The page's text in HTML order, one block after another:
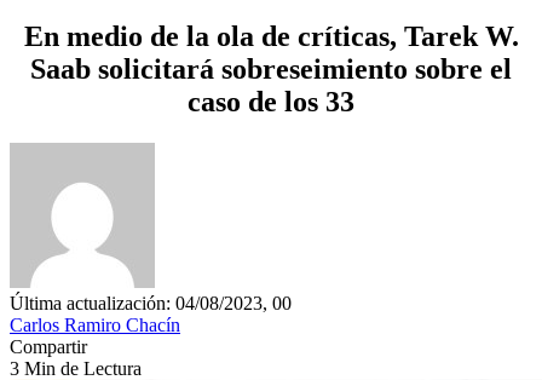
En medio de la ola de críticas, Tarek W.
Saab solicitará sobreseimiento sobre el
caso de los 33
Última actualización: 04/08/2023, 00
Carlos Ramiro Chacín
Compartir
3 Min de Lectura